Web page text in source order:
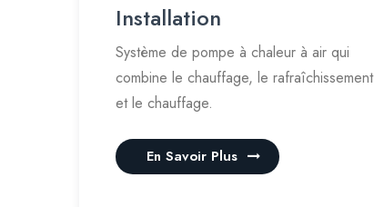
Installation
Système de pompe à chaleur à air qui
combine le chauffage, le rafraîchissement
et le chauffage.
En Savoir Plus